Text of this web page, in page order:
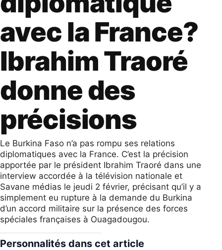
avec la France?
Ibrahim Traoré
donne des
précisions
Le Burkina Faso n’a pas rompu ses relations
diplomatiques avec la France. C’est la précision
apportée par le président Ibrahim Traoré dans une
interview accordée à la télévision nationale et
Savane médias le jeudi 2 février, précisant qu’il y a
simplement eu rupture à la demande du Burkina
d’un accord militaire sur la présence des forces
spéciales françaises à Ouagadougou.
Personnalités dans cet article